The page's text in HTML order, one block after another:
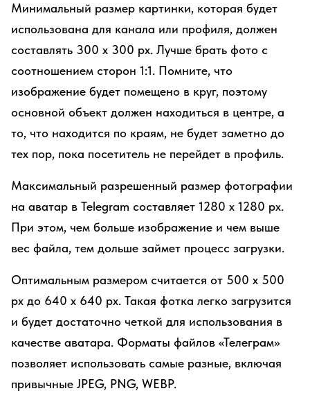
Минимальный размер картинки, которая будет
использована для канала или профиля, должен
составлять 300 х 300 рx. Лучше брать фото с
соотношением сторон 1:1. Помните, что
изображение будет помещено в круг, поэтому
основной объект должен находиться в центре, а
то, что находится по краям, не будет заметно до
тех пор, пока посетитель не перейдет в профиль.
Максимальный разрешенный размер фотографии
на аватар в Telegram составляет 1280 х 1280 рx.
При этом, чем больше изображение и чем выше
вес файла, тем дольше займет процесс загрузки.
Оптимальным размером считается от 500 х 500
рx до 640 х 640 рx. Такая фотка легко загрузится
и будет достаточно четкой для использования в
качестве аватара. Форматы файлов «Телеграм»
позволяет использовать самые разные, включая
привычные JPEG, PNG, WEBP.